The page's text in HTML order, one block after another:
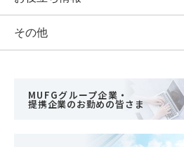
その他
MUFGグループ企業・
提携企業のお勤めの皆さま